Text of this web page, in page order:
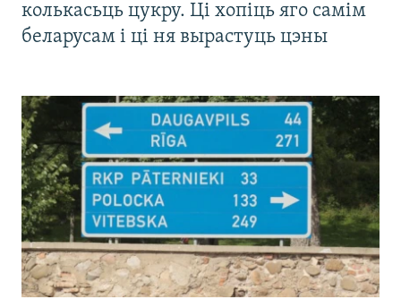
колькасьць цукру. Ці хопіць яго самім
беларусам і ці ня вырастуць цэны